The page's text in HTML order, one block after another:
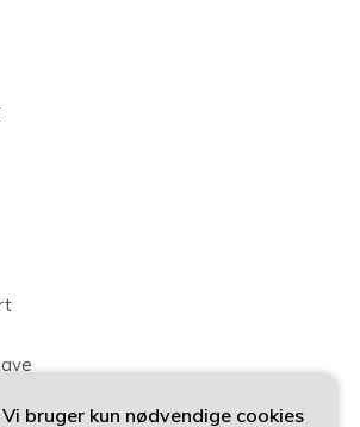
Vi bruger kun nødvendige cookies